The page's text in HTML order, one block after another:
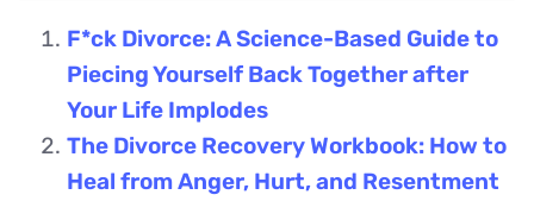
F*ck Divorce: A Science-Based Guide to
Piecing Yourself Back Together after
Your Life Implodes
The Divorce Recovery Workbook: How to
Heal from Anger, Hurt, and Resentment